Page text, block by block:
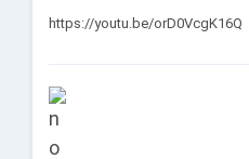
https://youtu.be/orD0VcgK16Q